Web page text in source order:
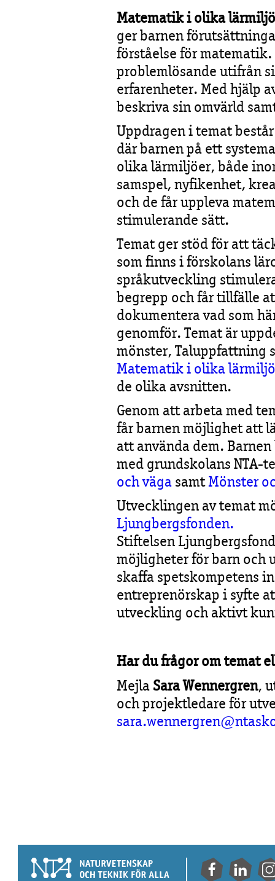
Matematik i olika
ger barnen
förståelse för
problemlösande utifrån
erfarenheter. Med hjälp
beskriva sin omvärld
Uppdragen i temat
där barnen på ett
olika lärmiljöer, både
samspel, nyfikenhet,
och de får uppleva
stimulerande sätt.
Temat ger stöd för att
som finns i förskolans
språkutveckling
begrepp och får tillfälle
dokumentera vad som
genomför. Temat är
mönster, Taluppfattning
Matematik i olika
de olika avsnitten.
Genom att arbeta med
får barnen möjlighet att
att använda dem.
med grundskolans NTA-
och väga samtMönster
Utvecklingen av temat
Ljungbergsfonden.
Stiftelsen
möjligheter för barn och
skaffa spetskompetens
entreprenörskap i syfte
utveckling och aktivt
Har du frågor om temat
Mejla Sara Wennergren,
och projektledare för